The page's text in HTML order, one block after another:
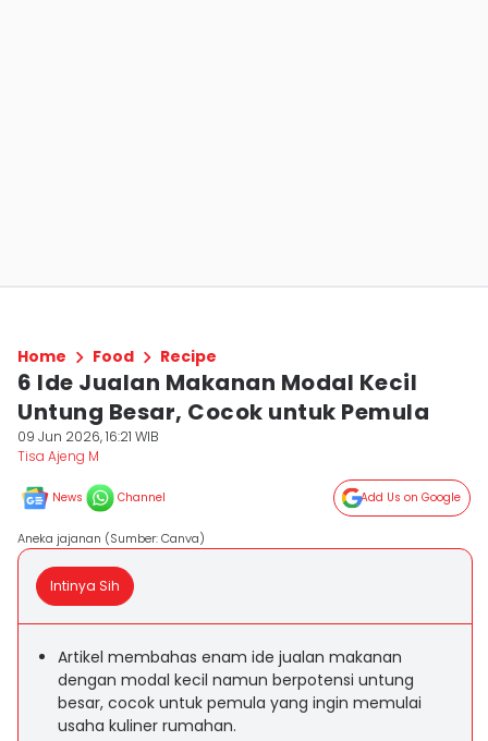
Home Food Recipe
6 Ide Jualan Makanan Modal Kecil
Untung Besar, Cocok untuk Pemula
09 Jun 2026, 16:21 WIB
Tisa Ajeng M
News Channel Add Us on Google
Aneka jajanan (Sumber: Canva)
Intinya Sih
Artikel membahas enam ide jualan makanan
dengan modal kecil namun berpotensi untung
besar, cocok untuk pemula yang ingin memulai
usaha kuliner rumahan.